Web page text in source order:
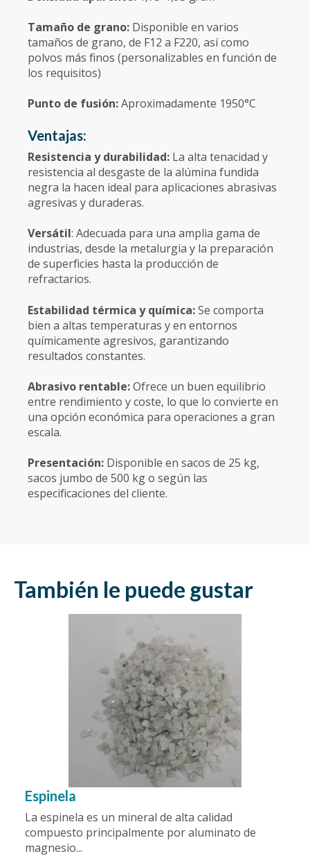
Tamaño de grano: Disponible en varios
tamaños de grano, de F12 a F220, así como
polvos más finos (personalizables en función de
los requisitos)
Punto de fusión:Aproximadamente 1950°C
Ventajas:
Resistencia y durabilidad: La alta tenacidad y
resistencia al desgaste de la alúmina fundida
negra la hacen ideal para aplicaciones abrasivas
agresivas y duraderas.
Versátil: Adecuada para una amplia gama de
industrias, desde la metalurgia y la preparación
de superficies hasta la producción de
refractarios.
Estabilidad térmica y química:Se comporta
bien a altas temperaturas y en entornos
químicamente agresivos, garantizando
resultados constantes.
Abrasivo rentable:Ofrece un buen equilibrio
entre rendimiento y coste, lo que lo convierte en
una opción económica para operaciones a gran
escala.
Presentación: Disponible en sacos de 25 kg,
sacos jumbo de 500 kg o según las
especificaciones del cliente.
También le puede gustar
Espinela
La espinela es un mineral de alta calidad
compuesto principalmente por aluminato de
magnesio...